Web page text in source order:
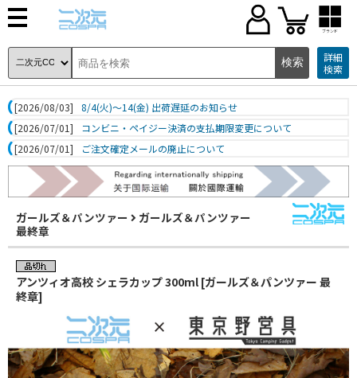
ブランド
詳細
検索
[2026/08/03]
8/4(火)～14(金) 出荷遅延のお知らせ
[2026/07/01]
コンビニ・ペイジー決済の支払期限変更について
[2026/07/01]
ご注文確定メールの廃止について
ガールズ＆パンツァー
ガールズ＆パンツァー
最終章
アンツィオ高校 シェラカップ 300ml [ガールズ＆パンツァー 最
終章]